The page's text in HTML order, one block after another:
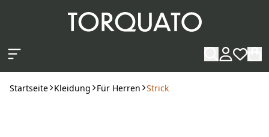
Startseite Kleidung Für Herren Strick